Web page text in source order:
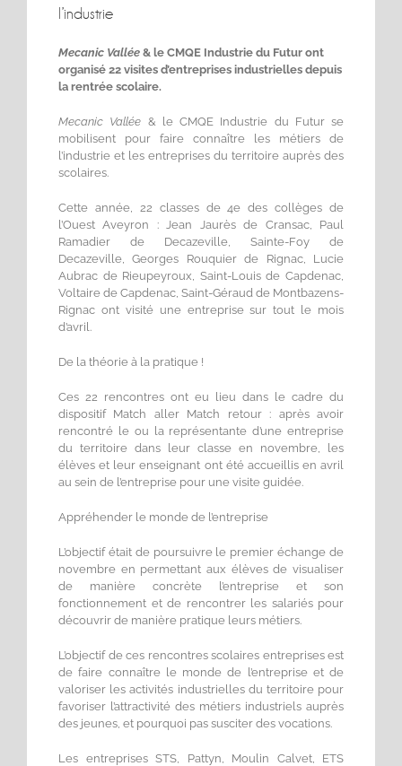
l’industrie
Mecanic Vallée & le CMQE Industrie du Futur ont
organisé 22 visites d’entreprises industrielles depuis
la rentrée scolaire.
Mecanic Vallée & le CMQE Industrie du Futur se
mobilisent pour faire connaître les métiers de
l’industrie et les entreprises du territoire auprès des
scolaires.
Cette année, 22 classes de 4e des collèges de
l’Ouest Aveyron : Jean Jaurès de Cransac, Paul
Ramadier de Decazeville, Sainte-Foy de
Decazeville, Georges Rouquier de Rignac, Lucie
Aubrac de Rieupeyroux, Saint-Louis de Capdenac,
Voltaire de Capdenac, Saint-Géraud de Montbazens-
Rignac ont visité une entreprise sur tout le mois
d’avril.
De la théorie à la pratique !
Ces 22 rencontres ont eu lieu dans le cadre du
dispositif Match aller Match retour : après avoir
rencontré le ou la représentante d’une entreprise
du territoire dans leur classe en novembre, les
élèves et leur enseignant ont été accueillis en avril
au sein de l’entreprise pour une visite guidée.
Appréhender le monde de l’entreprise
L’objectif était de poursuivre le premier échange de
novembre en permettant aux élèves de visualiser
de manière concrète l’entreprise et son
fonctionnement et de rencontrer les salariés pour
découvrir de manière pratique leurs métiers.
L’objectif de ces rencontres scolaires entreprises est
de faire connaître le monde de l’entreprise et de
valoriser les activités industrielles du territoire pour
favoriser l’attractivité des métiers industriels auprès
des jeunes, et pourquoi pas susciter des vocations.
Les entreprises STS, Pattyn, Moulin Calvet, ETS